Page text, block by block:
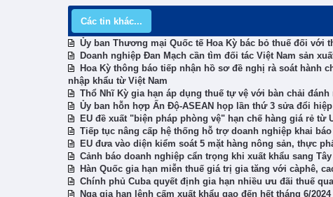
Các tin khác...
Ủy ban Thương mại Quốc tế Hoa Kỳ bác bỏ thuế đối với
Doanh nghiệp Đan Mạch cần tìm đối tác Việt Nam sản
Hoa Kỳ thông báo tiếp nhận hồ sơ đề nghị rà soát hành
nhập khẩu từ Việt Nam
Thổ Nhĩ Kỳ gia hạn áp dụng thuế tự vệ với bàn chải đánh
Ủy ban hỗn hợp Ấn Độ-ASEAN họp lần thứ 3 sửa đổi
EU đề xuất "biện pháp phòng vệ" hạn chế hàng giá rẻ từ
Tiếp tục nâng cấp hệ thống hỗ trợ doanh nghiệp khai báo
EU đưa vào diện kiểm soát 5 mặt hàng nông sản, thực
Cảnh báo doanh nghiệp cẩn trọng khi xuất khẩu sang Tây
Hàn Quốc gia hạn miễn thuế giá trị gia tăng với càphê,
Chính phủ Cuba quyết định gia hạn nhiều ưu đãi thuế
Nga gia hạn lệnh cấm xuất khẩu gạo đến hết tháng 6/2024